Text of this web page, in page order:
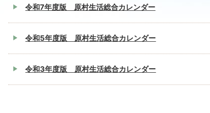
令和7年度版 原村生活総合カレンダー
令和5年度版 原村生活総合カレンダー
令和3年度版 原村生活総合カレンダー